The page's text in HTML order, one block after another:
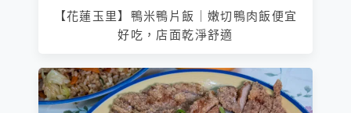
【花蓮玉里】鴨米鴨片飯｜嫩切鴨肉飯便宜
好吃，店面乾淨舒適